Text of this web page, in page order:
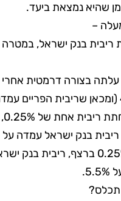
שהיא נמצאת ביעד.
–
ריבית בנק ישראל,
עלתה בצורה
עמדה על 4.5% (ופריים של 6%).
ועכשיו, אחרי 2 הורדות ריבית של